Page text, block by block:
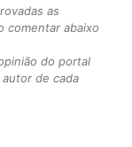
as
comentar abaixo
do portal
de cada